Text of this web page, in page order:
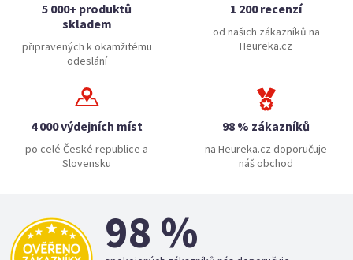
5 000+ produktů
skladem
připravených k okamžitému
odeslání
1 200 recenzí
od našich zákazníků na
Heureka.cz
4 000 výdejních míst
po celé České republice a
Slovensku
98 % zákazníků
na Heureka.cz doporučuje
náš obchod
98 %